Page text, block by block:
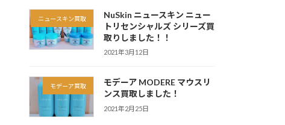
ニュースキン買取
NuSkin ニュースキン ニュー
トリセンシャルズ シリーズ買
取りしました！！
2021年3月12日
モデーア買取
モデーア MODERE マウスリ
ンス買取しました！
2021年2月25日